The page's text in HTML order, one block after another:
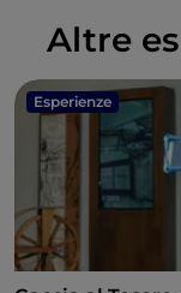
Altre
Esperienze